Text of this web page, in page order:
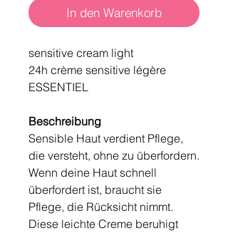
In den Warenkorb
sensitive cream light
24h crème sensitive légère
ESSENTIEL
Beschreibung
Sensible Haut verdient Pflege,
die versteht, ohne zu überfordern.
Wenn deine Haut schnell
überfordert ist, braucht sie
Pflege, die Rücksicht nimmt.
Diese leichte Creme beruhigt